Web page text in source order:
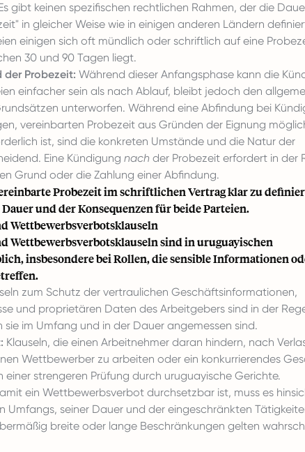
gibt keinen spezifischen rechtlichen Rahmen, der die
in gleicher Weise wie in einigen anderen Ländern
einigen sich oft mündlich oder schriftlich auf eine
30 und 90 Tagen liegt.
der Probezeit: Während dieser Anfangsphase kann die
einfacher sein als nach Ablauf, bleibt jedoch den
unterworfen. Während eine Abfindung bei
vereinbarten Probezeit aus Gründen der Eignung
ist, sind die konkreten Umstände und die Natur der
Eine Kündigung nach der Probezeit erfordert in der
Grund oder die Zahlung einer Abfindung.
Probezeit im schriftlichen Vertrag klar zu
und der Konsequenzen für beide Parteien.
Wettbewerbsverbotsklauseln
Wettbewerbsverbotsklauseln sind in uruguayischen
insbesondere bei Rollen, die sensible Informationen
zum Schutz der vertraulichen Geschäftsinformationen,
und proprietären Daten des Arbeitgebers sind in der
im Umfang und in der Dauer angemessen sind.
Klauseln, die einen Arbeitnehmer daran hindern, nach
Wettbewerber zu arbeiten oder ein konkurrierendes
einer strengeren Prüfung durch uruguayische Gerichte.
ein Wettbewerbsverbot durchsetzbar ist, muss es
Umfangs, seiner Dauer und der eingeschränkten
breite oder lange Beschränkungen gelten